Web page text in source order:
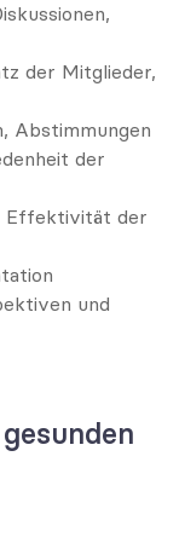
der Mitglieder,
Abstimmungen
der
Effektivität der
und